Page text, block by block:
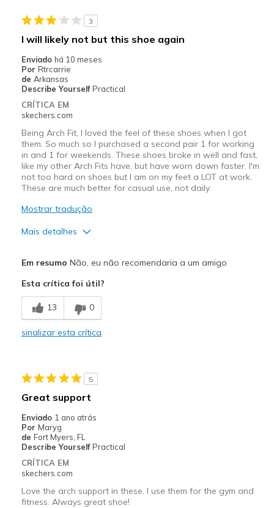
Travel
Width
Sizing
3
I will likely not but this shoe again
Enviado há 10 meses
Por Rtrcarrie
de Arkansas
Describe Yourself Practical
CRÍTICA EM
skechers.com
Being Arch Fit, I loved the feel of these shoes when I got
them. So much so I purchased a second pair 1 for working
in and 1 for weekends. These shoes broke in well and fast,
like my other Arch Fits have, but have worn down faster. I'm
not too hard on shoes but I am on my feet a LOT at work.
These are much better for casual use, not daily.
Mostrar tradução
Mais detalhes
Breathe Well
Comfortable
Special Occasions
Width
Sizing
View On Shoes
Shoes are for Wearing
Em resumo Não, eu não recomendaria a um amigo
Esta crítica foi útil?
13 0
sinalizar esta crítica
5
Great support
Enviado 1 ano atrás
Por Maryg
de Fort Myers, FL
Describe Yourself Practical
CRÍTICA EM
skechers.com
Love the arch support in these. I use them for the gym and
fitness. Always great shoe!